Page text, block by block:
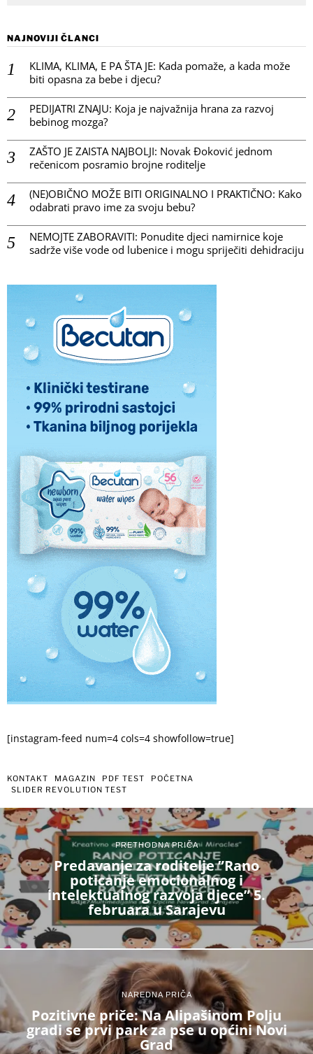
NAJNOVIJI ČLANCI
KLIMA, KLIMA, E PA ŠTA JE: Kada pomaže, a kada može
biti opasna za bebe i djecu?
PEDIJATRI ZNAJU: Koja je najvažnija hrana za razvoj
bebinog mozga?
ZAŠTO JE ZAISTA NAJBOLJI: Novak Đoković jednom
rečenicom posramio brojne roditelje
(NE)OBIČNO MOŽE BITI ORIGINALNO I PRAKTIČNO: Kako
odabrati pravo ime za svoju bebu?
NEMOJTE ZABORAVITI: Ponudite djeci namirnice koje
sadrže više vode od lubenice i mogu spriječiti dehidraciju
[instagram-feed num=4 cols=4 showfollow=true]
KONTAKT MAGAZIN PDF TEST
POČETNA
SLIDER REVOLUTION TEST
PRETHODNA PRIČA
Predavanje za roditelje ”Rano
poticanje emocionalnog i
intelektualnog razvoja djece” 5.
februara u Sarajevu
NAREDNA PRIČA
Pozitivne priče: Na Alipašinom Polju
gradi se prvi park za pse u općini Novi
Grad